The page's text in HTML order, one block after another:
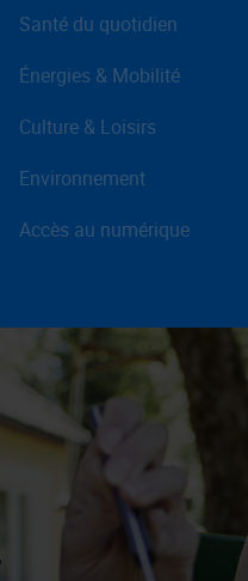
Santé du quotidien
Énergies & Mobilité
Culture & Loisirs
Environnement
Accès au numérique